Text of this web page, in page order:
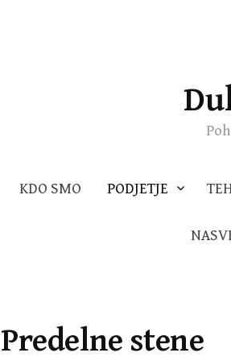
KDO SMO PODJETJE
Predelne stene